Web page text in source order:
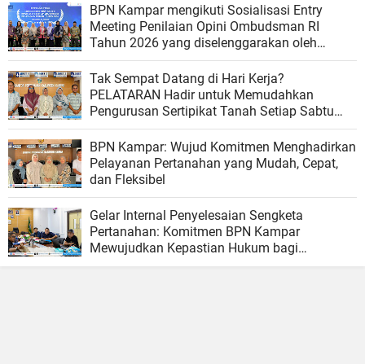
BPN Kampar mengikuti Sosialisasi Entry
Meeting Penilaian Opini Ombudsman RI
Tahun 2026 yang diselenggarakan oleh
Ombudsman RI
Tak Sempat Datang di Hari Kerja?
PELATARAN Hadir untuk Memudahkan
Pengurusan Sertipikat Tanah Setiap Sabtu
dan Minggu
BPN Kampar: Wujud Komitmen Menghadirkan
Pelayanan Pertanahan yang Mudah, Cepat,
dan Fleksibel
Gelar Internal Penyelesaian Sengketa
Pertanahan: Komitmen BPN Kampar
Mewujudkan Kepastian Hukum bagi